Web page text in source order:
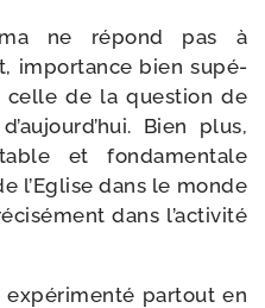
ne répond pas à
impor­tance bien supé­
de la ques­tion de
Bien plus,
et fon­da­men­tale
l’Eglise dans le monde
dans l’activité
expé­ri­men­té par­tout en